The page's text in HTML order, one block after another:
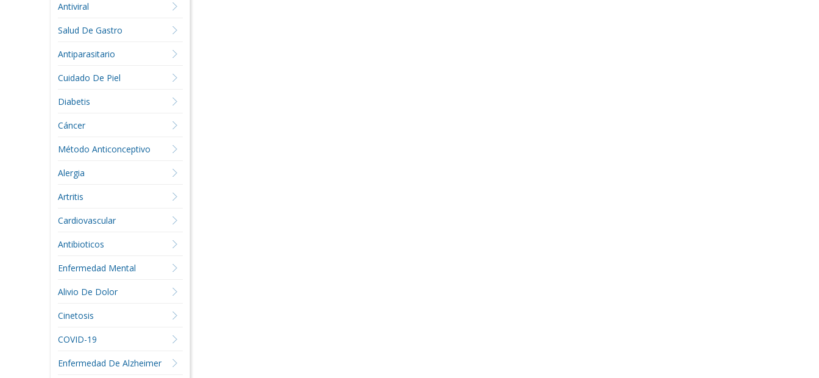
Antiviral
Salud De Gastro
Antiparasitario
Cuidado De Piel
Diabetis
Cáncer
Método Anticonceptivo
Alergia
Artritis
Cardiovascular
Antibioticos
Enfermedad Mental
Alivio De Dolor
Cinetosis
COVID-19
Enfermedad De Alzheimer